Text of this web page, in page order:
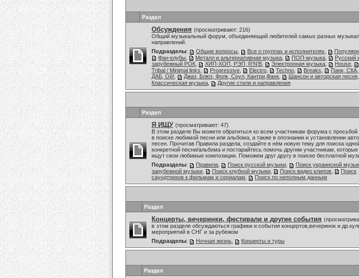
Раздел
Обсуждения (просматривают: 216)
Общий музыкальный форум, объединяющий любителей самых разных
направлений.
Подразделы: Общие вопросы Все о группах и исполнителях
Фан-клубы
Металл и альтернативная музыка ПОП-музыка
Русский
зарубежный РОК
ХИП-ХОП, РЭП, R'N'B Электронная музыка House
Tribal / Minimal links
Progressive Electro Techno Breaks
Панк,
ДАБ, Ой!
Джаз, Блюз, Фолк, Соул, Кантри,Фанк Шансон и авторская песня
Классическая музыка
Другие стили и направления
Раздел
Я ИЩУ (просматривают: 47)
В этом разделе Вы можете обратиться ко всем участникам форума с
в поиске любимой песни или альбома, а также в опознании и установлении
песен. Прочитав Правила раздела, создайте в нём новую тему для поиска
конкретной песни/альбома и постарайтесь помочь другим участникам, которые
ищут свои любимые композиции. Поможем друг другу в поиске бесплатной
Подразделы: Правила Поиск русской музыки Поиск украинской
зарубежной музыки
Поиск клубной музыки Поиск видео клипов
Поиск
саундтреков к фильмам и сериалам
Поиск по неполным данным
Раздел
Концерты, вечеринки, фестивали и другие события
в этом разделе обсуждаються графики и события концертов,вечеринок и
мероприятий в СНГ и за рубежом
Подразделы: Ночная жизнь Концерты и туры
Раздел